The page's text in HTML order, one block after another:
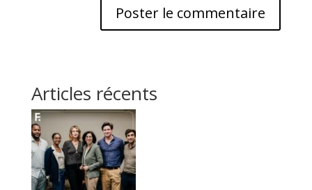
Articles récents